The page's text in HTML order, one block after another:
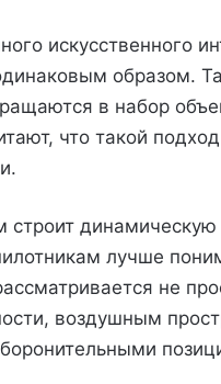
искусственного
образом.
в набор
что такой
строит
лучше
не
воздушным